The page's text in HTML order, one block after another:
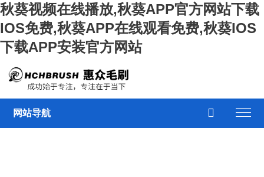
秋葵视频在线播放,秋葵APP官方网站下载
IOS免费,秋葵APP在线观看免费,秋葵IOS
下载APP安装官方网站
网站导航 